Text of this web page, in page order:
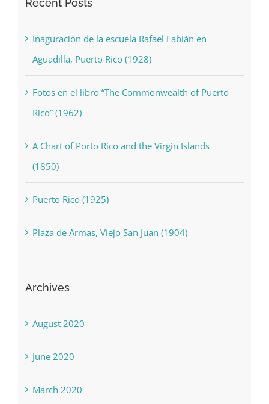
Recent Posts
Inaguración de la escuela Rafael Fabián en
Aguadilla, Puerto Rico (1928)
Fotos en el libro “The Commonwealth of Puerto
Rico” (1962)
A Chart of Porto Rico and the Virgin Islands
(1850)
Puerto Rico (1925)
Plaza de Armas, Viejo San Juan (1904)
Archives
August 2020
June 2020
March 2020